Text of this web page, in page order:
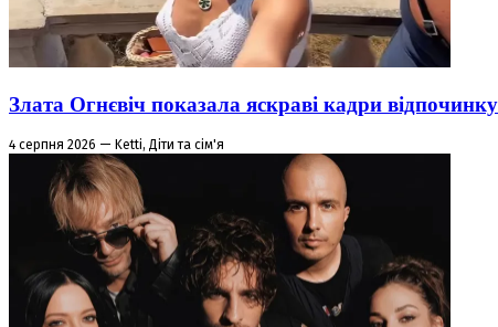
Злата Огнєвіч показала яскраві кадри
4 серпня 2026 — Ketti, Діти та сім'я